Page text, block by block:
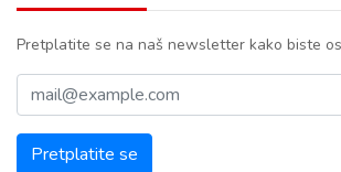
Pretplatite se na naš newsletter kako biste